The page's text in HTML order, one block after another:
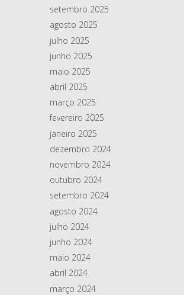
setembro 2025
agosto 2025
julho 2025
junho 2025
maio 2025
abril 2025
março 2025
fevereiro 2025
janeiro 2025
dezembro 2024
novembro 2024
outubro 2024
setembro 2024
agosto 2024
julho 2024
junho 2024
maio 2024
abril 2024
março 2024